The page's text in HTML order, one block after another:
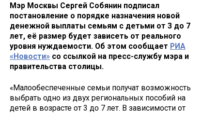
Мэр Москвы Сергей Собянин подписал
постановление о порядке назначения новой
денежной выплаты семьям с детьми от 3 до 7
лет, её размер будет зависеть от реального
уровня нуждаемости. Об этом сообщает РИА
«Новости» со ссылкой на пресс-службу мэра и
правительства столицы.
«Малообеспеченные семьи получат возможность
выбрать одно из двух региональных пособий на
детей в возрасте от 3 до 7 лет. В зависимости от